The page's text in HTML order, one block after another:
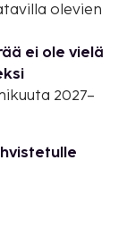
olevien
ei ole vielä
2027–